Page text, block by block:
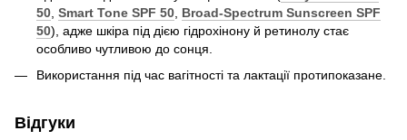
50, Smart Tone SPF 50, Broad-Spectrum Sunscreen SPF
50), адже шкіра під дією гідрохінону й ретинолу стає
особливо чутливою до сонця.
Використання під час вагітності та лактації протипоказане.
Відгуки